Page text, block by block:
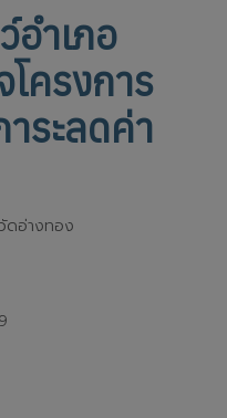
ำเภอ
โครงการ
ระลดค่า
ดอ่างทอง